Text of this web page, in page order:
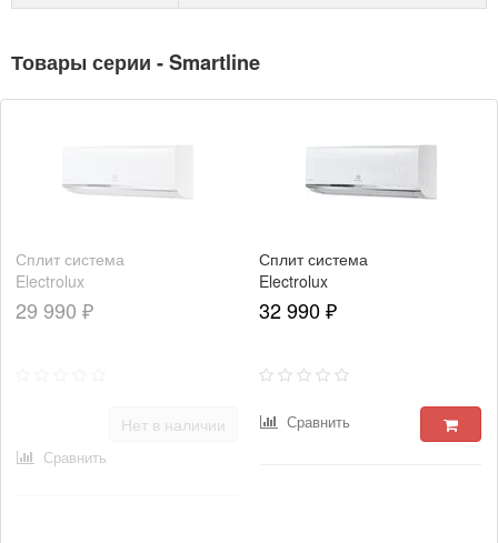
Товары серии - Smartline
Сплит система
Electrolux
Smartline
EACS-
29 990 ₽
Нет в наличии
Сравнить
Сплит система
Electrolux
Smartline
EACS-
32 990 ₽
Сравнить